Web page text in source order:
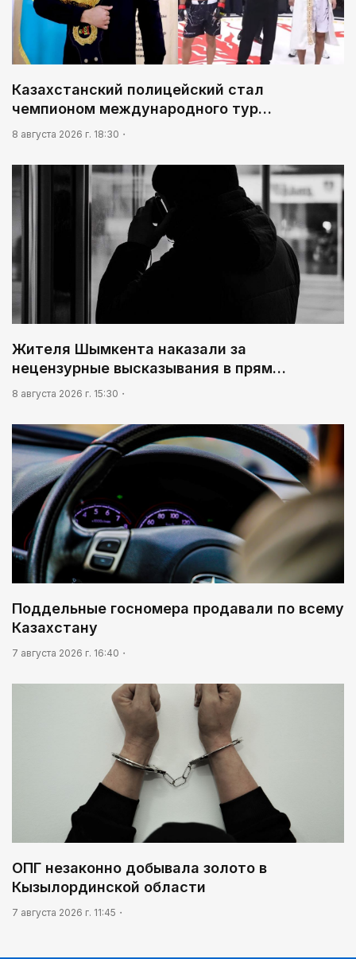
Казахстанский полицейский стал
чемпионом международного тур…
8 августа 2026 г. 18:30
Жителя Шымкента наказали за
нецензурные высказывания в прям…
8 августа 2026 г. 15:30
Поддельные госномера продавали по всему
Казахстану
7 августа 2026 г. 16:40
ОПГ незаконно добывала золото в
Кызылординской области
7 августа 2026 г. 11:45